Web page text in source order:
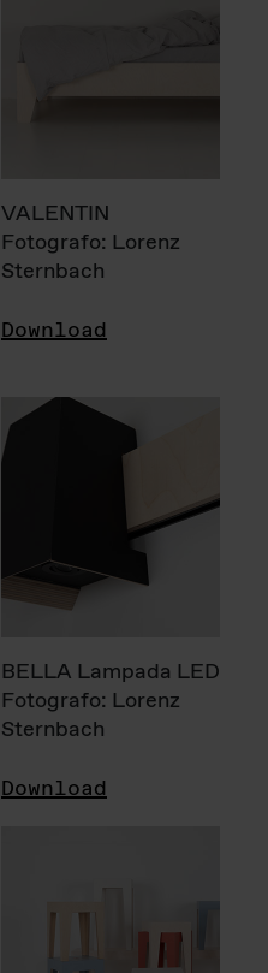
VALENTIN
Fotografo: Lorenz
Sternbach
Download
BELLA Lampada LED
Fotografo: Lorenz
Sternbach
Download